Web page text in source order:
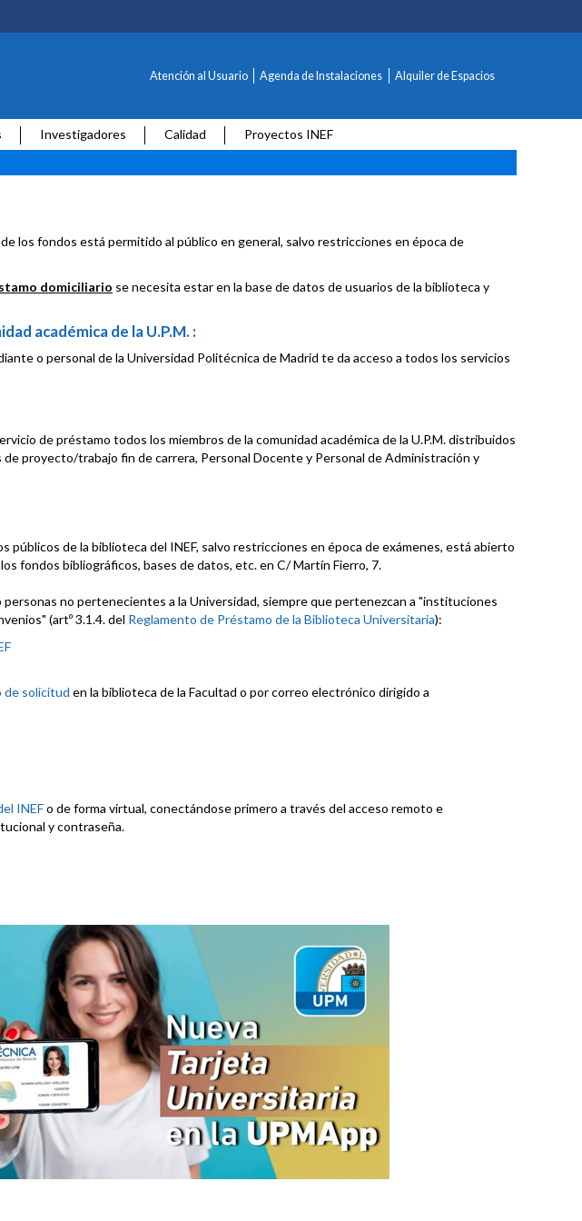
Atención al Usuario Agenda de Instalaciones Alquiler de Espacios
Investigadores Calidad
Proyectos INEF
los fondos está permitido al público en general, salvo restricciones en época de
domiciliario se necesita estar en la base de datos de usuarios de la biblioteca y
académica de la U.P.M. :
o personal de la Universidad Politécnica de Madrid te da acceso a todos los servicios
de préstamo todos los miembros de la comunidad académica de la U.P.M. distribuidos
proyecto/trabajo fin de carrera, Personal Docente y Personal de Administración y
públicos de la biblioteca del INEF, salvo restricciones en época de exámenes, está abierto
fondos bibliográficos, bases de datos, etc. en C/ Martín Fierro, 7.
no pertenecientes a la Universidad, siempre que pertenezcan a "instituciones
(artº 3.1.4. del Reglamento de Préstamo de la Biblioteca Universitaria):
de solicitud en la biblioteca de la Facultad o por correo electrónico dirigido a
INEFo de forma virtual, conectándose primero a través del acceso remoto e
y contraseña.